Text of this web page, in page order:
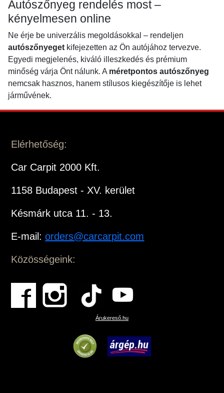
Autószőnyeg rendelés most –
kényelmesen online
Ne érje be univerzális megoldásokkal – rendeljen
autószőnyeget kifejezetten az Ön autójához tervezve.
Egyedi megjelenés, kiváló illeszkedés és prémium
minőség várja Önt nálunk. A méretpontos autószőnyeg
nemcsak hasznos, hanem stílusos kiegészítője is lehet
járművének.
Elérhetőség:
Car Carpit 2000 Kft.
1158 Budapest - XV. kerület
Késmárk utca 11. - 13.
E-mail:orders@carcarpit.com
Közösségeink:
Árukereső.hu